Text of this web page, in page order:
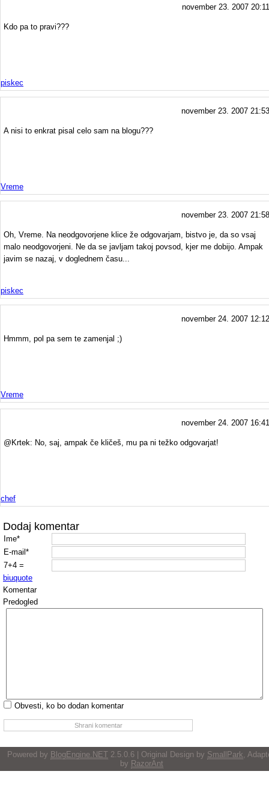
november 23. 2007 20:11
Kdo pa to pravi???
piskec
november 23. 2007 21:53
A nisi to enkrat pisal celo sam na blogu???
Vreme
november 23. 2007 21:58
Oh, Vreme. Na neodgovorjene klice že odgovarjam, bistvo je, da so vsaj
malo neodgovorjeni. Ne da se javljam takoj povsod, kjer me dobijo. Ampak
javim se nazaj, v doglednem času...
piskec
november 24. 2007 12:12
Hmmm, pol pa sem te zamenjal ;)
Vreme
november 24. 2007 16:41
@Krtek: No, saj, ampak če kličeš, mu pa ni težko odgovarjat!
chef
Dodaj komentar
Ime*
E-mail*
7+4 =
biuquote
Komentar
Predogled
Obvesti, ko bo dodan komentar
Powered by BlogEngine.NET 2.5.0.6 | Original Design by SmallPark,
by RazorAnt